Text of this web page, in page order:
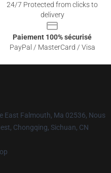
24/7 Protected from clicks to
delivery
Paiement 100% sécurisé
PayPal / MasterCard / Visa
East Falmouth, Ma 02536, Nous
Chongqing, Sichuan, CN